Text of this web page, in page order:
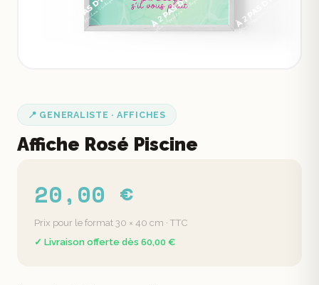
📍 GENERALISTE · AFFICHES
Affiche Rosé Piscine
20,00 €
Prix pour le format 30 × 40 cm · TTC
✓ Livraison offerte dès 60,00 €